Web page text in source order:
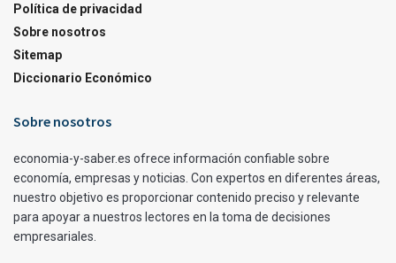
Política de privacidad
Sobre nosotros
Sitemap
Diccionario Económico
Sobre nosotros
economia-y-saber.es ofrece información confiable sobre
economía, empresas y noticias. Con expertos en diferentes áreas,
nuestro objetivo es proporcionar contenido preciso y relevante
para apoyar a nuestros lectores en la toma de decisiones
empresariales.